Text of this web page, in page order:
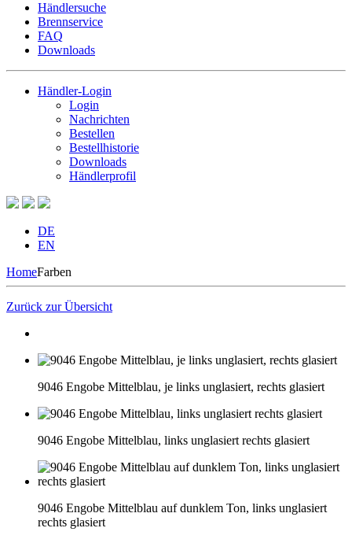
Händlersuche
Brennservice
FAQ
Downloads
Händler-Login
Login
Nachrichten
Bestellen
Bestellhistorie
Downloads
Händlerprofil
DE
EN
HomeFarben
Zurück zur Übersicht
9046 Engobe Mittelblau, je links unglasiert, rechts glasiert
9046 Engobe Mittelblau, links unglasiert rechts glasiert
9046 Engobe Mittelblau auf dunklem Ton, links unglasiert
rechts glasiert